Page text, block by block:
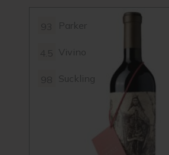
Parker
Vivino
Suckling